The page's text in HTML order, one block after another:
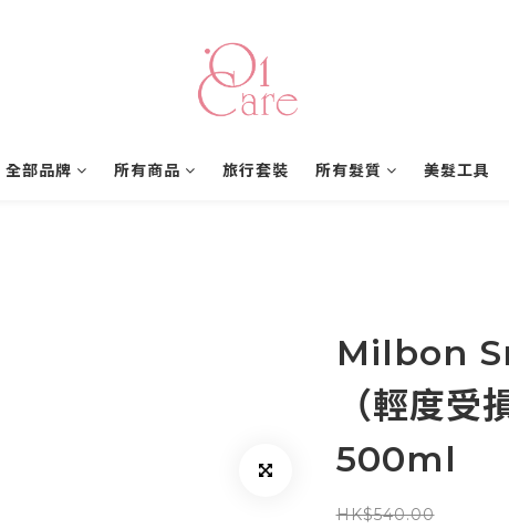
全部品牌 所有商品 旅行套裝 所有髮質 美髮工具
Milbon
（輕度受
500ml
HK$540.00